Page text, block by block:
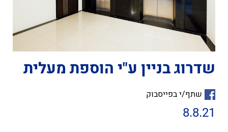
שדרוג בניין ע"י הוספת מעלית
שתף/י בפייסבוק
8.8.21